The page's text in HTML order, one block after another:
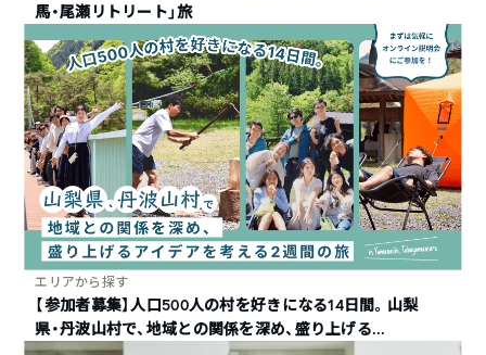
馬・尾瀬リトリート」旅
エリアから探す
【参加者募集】人口500人の村を好きになる14日間。山梨
県・丹波山村で、地域との関係を深め、盛り上げる...